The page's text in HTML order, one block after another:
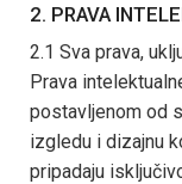
2. PRAVA
2.1 Sva prava,
Prava
postavljenom od
izgledu i dizajnu
pripadaju